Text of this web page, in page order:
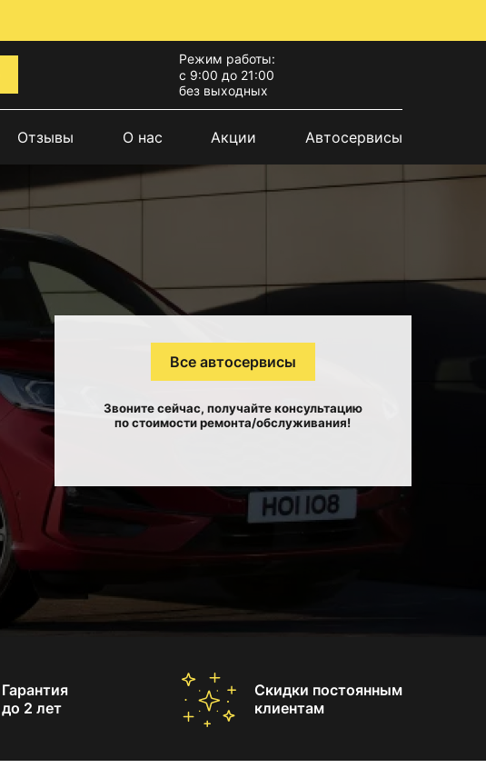
Режим работы:
с 9:00 до 21:00
без выходных
Отзывы О нас Акции Автосервисы
Все автосервисы
Звоните сейчас, получайте консультацию
по стоимости ремонта/обслуживания!
Гарантия
до 2 лет
Скидки постоянным
клиентам